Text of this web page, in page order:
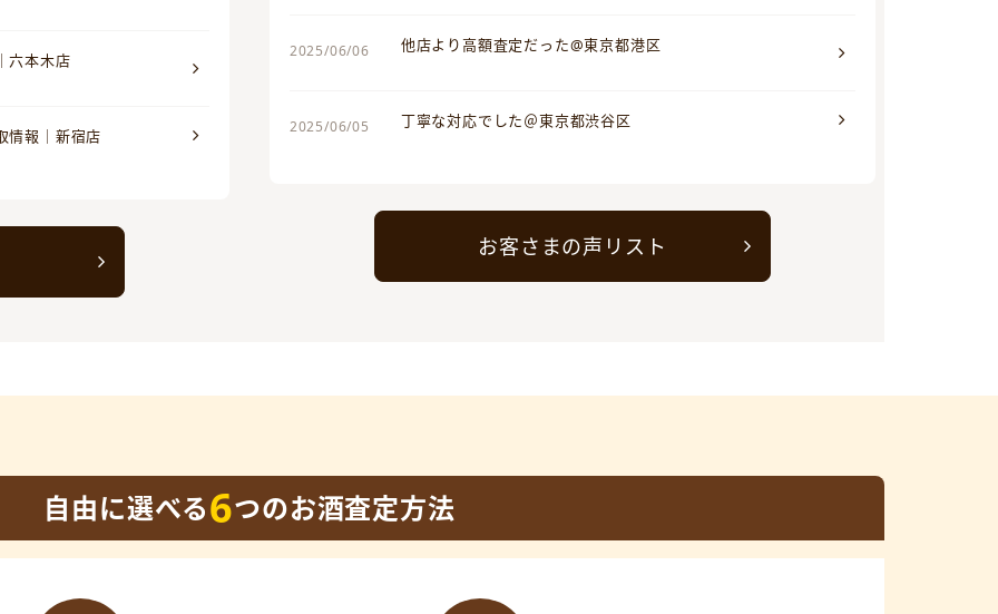
六本木店
情報｜新宿店
2025/06/06 他店より高額査定だった@東京都港区
2025/06/05 丁寧な対応でした＠東京都渋谷区
お客さまの声リスト
自由に選べる6つのお酒査定方法